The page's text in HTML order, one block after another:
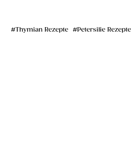
Thymian Rezepte Petersilie Rezepte